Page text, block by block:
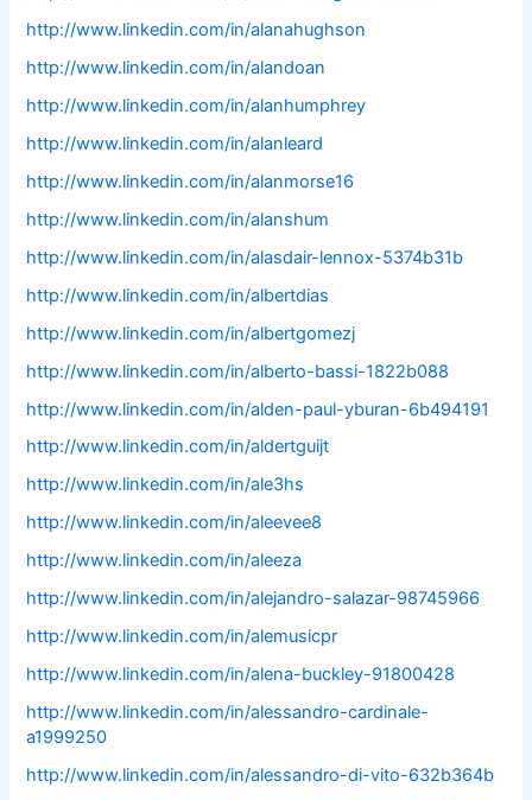
http://www.linkedin.com/in/alanahughson
http://www.linkedin.com/in/alandoan
http://www.linkedin.com/in/alanhumphrey
http://www.linkedin.com/in/alanleard
http://www.linkedin.com/in/alanmorse16
http://www.linkedin.com/in/alanshum
http://www.linkedin.com/in/alasdair-lennox-5374b31b
http://www.linkedin.com/in/albertdias
http://www.linkedin.com/in/albertgomezj
http://www.linkedin.com/in/alberto-bassi-1822b088
http://www.linkedin.com/in/alden-paul-yburan-6b494191
http://www.linkedin.com/in/aldertguijt
http://www.linkedin.com/in/ale3hs
http://www.linkedin.com/in/aleevee8
http://www.linkedin.com/in/aleeza
http://www.linkedin.com/in/alejandro-salazar-98745966
http://www.linkedin.com/in/alemusicpr
http://www.linkedin.com/in/alena-buckley-91800428
http://www.linkedin.com/in/alessandro-cardinale-
a1999250
http://www.linkedin.com/in/alessandro-di-vito-632b364b